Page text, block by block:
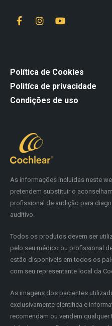
As informações incluídas neste
pretendem substituir o
profissional de audição para
auditivo.
Todos os produtos devem ser
pelo seu médico ou profissional
estão disponíveis em todos os
com seu representante local da
As imagens dos pacientes
exclusivamente científica e
recomendam ou vendem
Política de Cookies
Politíca de privacidade
Condições de uso